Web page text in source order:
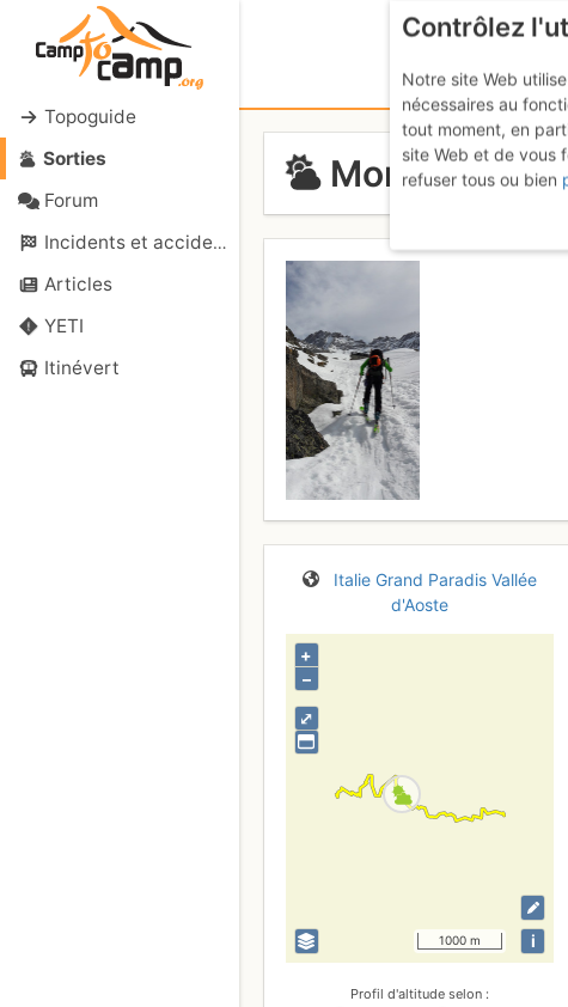
Topoguide
Sorties
Forum
Incidents et accidents
Articles
YETI
Itinévert
Montée
Italie Grand Paradis Vallée
d'Aoste
+
–
1000 m i
⤢
Profil d'altitude selon :
Contrôlez
Notre site Web
nécessaires au
tout moment, en
site Web et de vous
refuser tous ou bien